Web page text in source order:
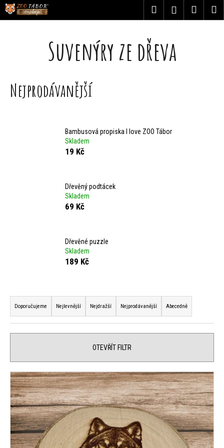
Přejít
na
obsah
HledatPřihlášení
Suvenýry ze dřeva
Nejprodávanější
Bambusová propiska I love ZOO Tábor
Skladem
19 Kč
Dřevěný podtácek
Skladem
69 Kč
Dřevěné puzzle
Skladem
189 Kč
Ř
a
z
n
í
p
r
Doporučujeme Nejlevnější Nejdražší Nejprodávanější Abecedně
OTEVŘÍT FILTR
V
ý
p
i
K
o
o
p
e
n
a
í
t
?